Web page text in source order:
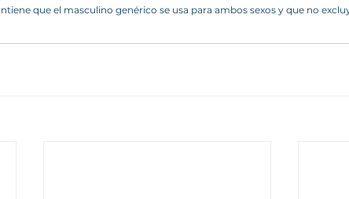
que el masculino genérico se usa para ambos sexos y que no